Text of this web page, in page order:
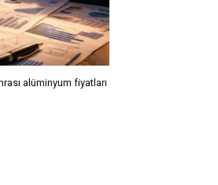
alüminyum fiyatları